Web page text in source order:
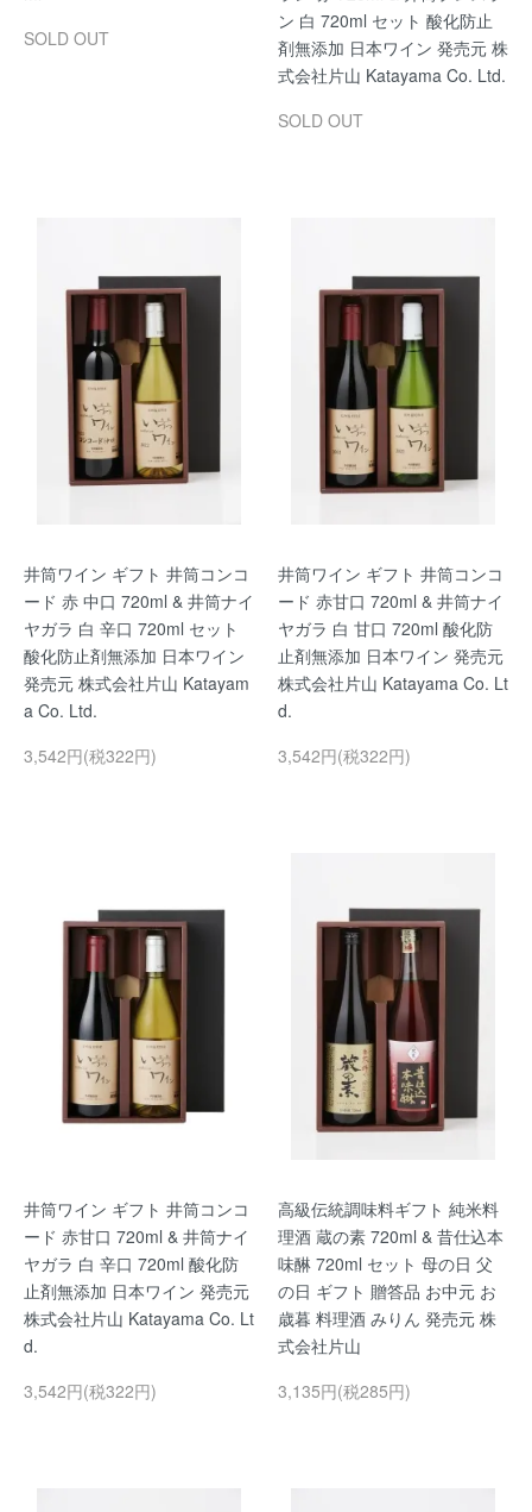
SOLD OUT
ン 白 720ml セット 酸化防止
剤無添加 日本ワイン 発売元 株
式会社片山 Katayama Co. Ltd.
SOLD OUT
井筒ワイン ギフト 井筒コンコ
ード 赤 中口 720ml & 井筒ナイ
ヤガラ 白 辛口 720ml セット
酸化防止剤無添加 日本ワイン
発売元 株式会社片山 Katayam
a Co. Ltd.
3,542円(税322円)
井筒ワイン ギフト 井筒コンコ
ード 赤甘口 720ml & 井筒ナイ
ヤガラ 白 甘口 720ml 酸化防
止剤無添加 日本ワイン 発売元
株式会社片山 Katayama Co. Lt
d.
3,542円(税322円)
井筒ワイン ギフト 井筒コンコ
ード 赤甘口 720ml & 井筒ナイ
ヤガラ 白 辛口 720ml 酸化防
止剤無添加 日本ワイン 発売元
株式会社片山 Katayama Co. Lt
d.
3,542円(税322円)
高級伝統調味料ギフト 純米料
理酒 蔵の素 720ml & 昔仕込本
味醂 720ml セット 母の日 父
の日 ギフト 贈答品 お中元 お
歳暮 料理酒 みりん 発売元 株
式会社片山
3,135円(税285円)